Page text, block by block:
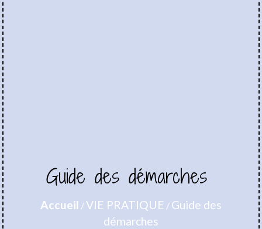
Guide des démarches
Accueil /VIE PRATIQUE / Guide des
démarches